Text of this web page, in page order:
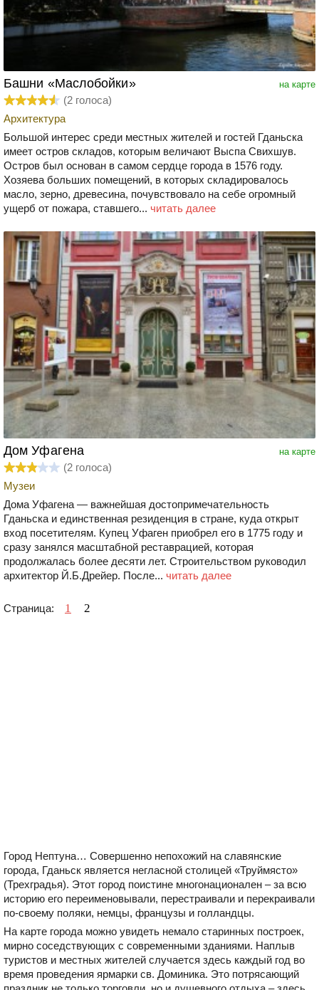
на карте
Башни «Маслобойки»
(2 голоса)
Архитектура
Большой интерес среди местных жителей и гостей Гданьска
имеет остров складов, которым величают Выспа Свихшув.
Остров был основан в самом сердце города в 1576 году.
Хозяева больших помещений, в которых складировалось
масло, зерно, древесина, почувствовало на себе огромный
ущерб от пожара, ставшего... читать далее
на карте
Дом Уфагена
(2 голоса)
Музеи
Дома Уфагена — важнейшая достопримечательность
Гданьска и единственная резиденция в стране, куда открыт
вход посетителям. Купец Уфаген приобрел его в 1775 году и
сразу занялся масштабной реставрацией, которая
продолжалась более десяти лет. Строительством руководил
архитектор Й.Б.Дрейер. После... читать далее
Страница: 1 2
Город Нептуна… Совершенно непохожий на славянские
города, Гданьск является негласной столицей «Труймясто»
(Трехградья). Этот город поистине многонационален – за всю
историю его переименовывали, перестраивали и перекраивали
по-своему поляки, немцы, французы и голландцы.
На карте города можно увидеть немало старинных построек,
мирно соседствующих с современными зданиями. Наплыв
туристов и местных жителей случается здесь каждый год во
время проведения ярмарки св. Доминика. Это потрясающий